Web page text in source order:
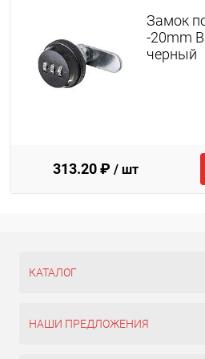
Замок
-20mm
черный
313.20 ₽ / шт
КАТАЛОГ
НАШИ ПРЕДЛОЖЕНИЯ